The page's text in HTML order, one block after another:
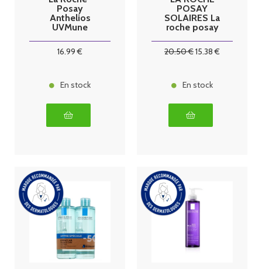
Posay
Anthelios
UVMune
SPF50+ 75 ml
16.99 €
En stock
POSAY
SOLAIRES La
roche posay
uvmune
50 spray
20.50€15.38 €
En stock